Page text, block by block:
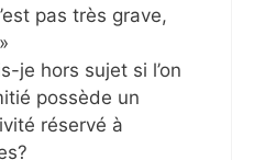
pas très grave,
je hors sujet si l’on
possède un
réservé à